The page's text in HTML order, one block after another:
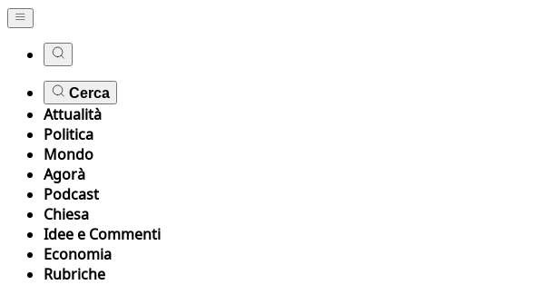
Cerca
Attualità
Politica
Mondo
Agorà
Podcast
Chiesa
Idee e Commenti
Economia
Rubriche